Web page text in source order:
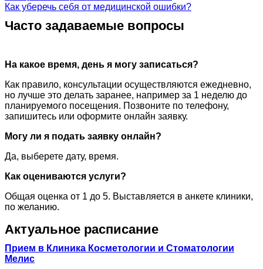
Как уберечь себя от медицинской ошибки?
Часто задаваемые вопросы
На какое время, день я могу записаться?
Как правило, консультации осуществляются ежедневно,
но лучше это делать заранее, например за 1 неделю до
планируемого посещения. Позвоните по телефону,
запишитесь или оформите онлайн заявку.
Могу ли я подать заявку онлайн?
Да, выберете дату, время.
Как оцениваются услуги?
Общая оценка от 1 до 5. Выставляется в анкете клиники,
по желанию.
Актуальное расписание
Прием в Клиника Косметологии и Стоматологии
Мелис